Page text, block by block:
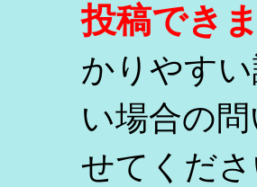
投稿でき
かりやす
い場合の
せてくださ